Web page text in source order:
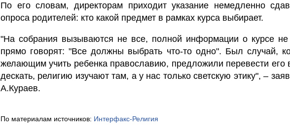
По его словам, директорам приходит указание немедленно
опроса родителей: кто какой предмет в рамках курса выбирает.
"На собрания вызываются не все, полной информации о курсе
прямо говорят: "Все должны выбрать что-то одно". Был случай,
желающим учить ребенка православию, предложили перевести его
дескать, религию изучают там, а у нас только светскую этику", –
А.Кураев.
По материалам источников: Интерфакс-Религия